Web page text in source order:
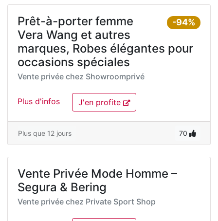
-94%
Prêt-à-porter femme
Vera Wang et autres
marques, Robes élégantes pour
occasions spéciales
Vente privée chez Showroomprivé
Plus d'infos J'en profite
Plus que 12 jours 70
Vente Privée Mode Homme –
Segura & Bering
Vente privée chez Private Sport Shop